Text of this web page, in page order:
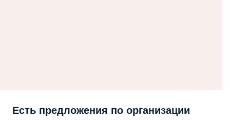
Есть предложения по организации